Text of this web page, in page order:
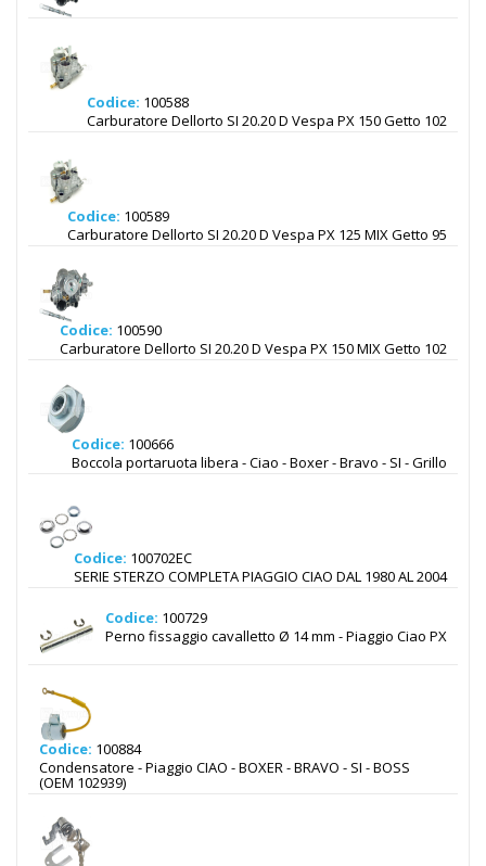
Codice: 100588
Carburatore Dellorto SI 20.20 D Vespa PX 150 Getto 102
Codice: 100589
Carburatore Dellorto SI 20.20 D Vespa PX 125 MIX Getto 95
Codice: 100590
Carburatore Dellorto SI 20.20 D Vespa PX 150 MIX Getto 102
Codice: 100666
Boccola portaruota libera - Ciao - Boxer - Bravo - SI - Grillo
Codice: 100702EC
SERIE STERZO COMPLETA PIAGGIO CIAO DAL 1980 AL 2004
Codice: 100729
Perno fissaggio cavalletto Ø 14 mm - Piaggio Ciao PX
Codice: 100884
Condensatore - Piaggio CIAO - BOXER - BRAVO - SI - BOSS
(OEM 102939)